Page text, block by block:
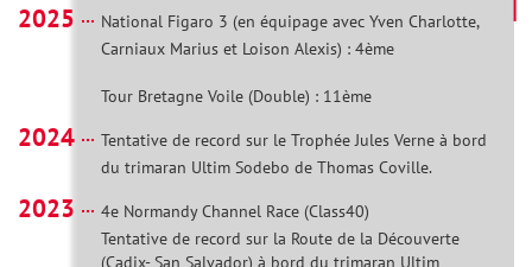
2025
National Figaro 3 (en équipage avec Yven Charlotte,
Carniaux Marius et Loison Alexis) : 4ème
Tour Bretagne Voile (Double) : 11ème
2024
Tentative de record sur le Trophée Jules Verne à bord
du trimaran Ultim Sodebo de Thomas Coville.
2023
4e Normandy Channel Race (Class40)
Tentative de record sur la Route de la Découverte
(Cadix- San Salvador) à bord du trimaran Ultim